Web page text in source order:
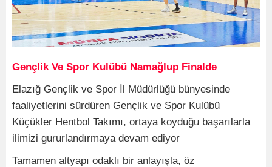
Gençlik Ve Spor Kulübü Namağlup Finalde
Elazığ Gençlik ve Spor İl Müdürlüğü bünyesinde
faaliyetlerini sürdüren Gençlik ve Spor Kulübü
Küçükler Hentbol Takımı, ortaya koyduğu başarılarla
ilimizi gururlandırmaya devam ediyor
Tamamen altyapı odaklı bir anlayışla, öz